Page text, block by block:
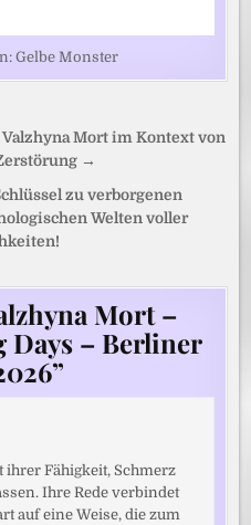
Gelbe Monster
Mort im Kontext von
→
zu verborgenen
Welten voller
Mort –
Days – Berliner
”
Fähigkeit, Schmerz
Ihre Rede verbindet
auf eine Weise, die zum